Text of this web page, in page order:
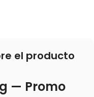
el producto
— Promo